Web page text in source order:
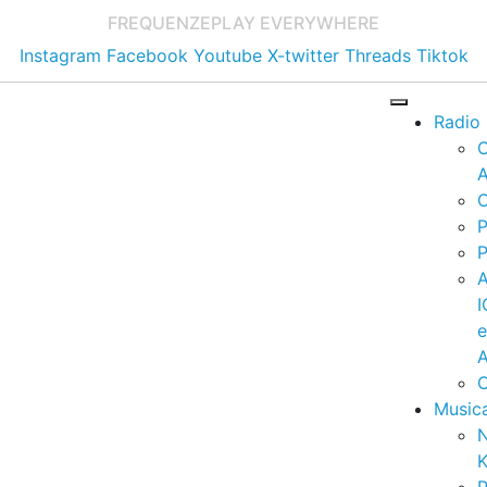
FREQUENZEPLAY EVERYWHERE
Instagram Facebook Youtube X-twitter Threads Tiktok
Radio
e